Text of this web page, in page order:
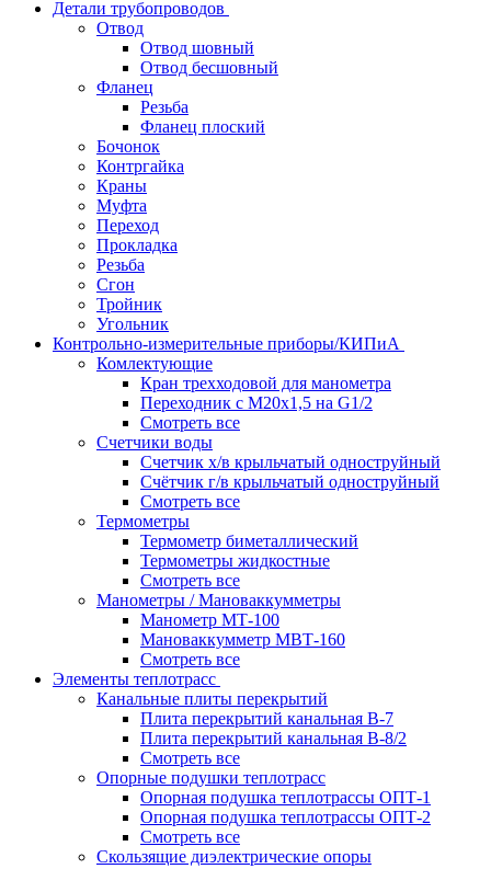
Детали трубопроводов
Отвод
Отвод шовный
Отвод бесшовный
Фланец
Резьба
Фланец плоский
Бочонок
Контргайка
Краны
Муфта
Переход
Прокладка
Резьба
Сгон
Тройник
Угольник
Контрольно-измерительные приборы/КИПиА
Комлектующие
Кран трехходовой для манометра
Переходник с М20х1,5 на G1/2
Смотреть все
Счетчики воды
Счетчик х/в крыльчатый одноструйный
Счётчик г/в крыльчатый одноструйный
Смотреть все
Термометры
Термометр биметаллический
Термометры жидкостные
Смотреть все
Манометры / Мановаккумметры
Манометр МТ-100
Мановаккумметр МВТ-160
Смотреть все
Элементы теплотрасс
Канальные плиты перекрытий
Плита перекрытий канальная В-7
Плита перекрытий канальная В-8/2
Смотреть все
Опорные подушки теплотрасс
Опорная подушка теплотрассы ОПТ-1
Опорная подушка теплотрассы ОПТ-2
Смотреть все
Скользящие диэлектрические опоры